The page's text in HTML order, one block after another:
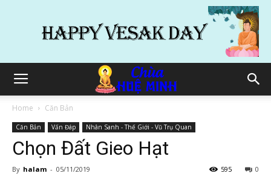
Home Căn Bản
Căn Bản Vấn Đáp Nhân Sanh - Thế Giới - Vũ Trụ Quan
Chọn Đất Gieo Hạt
By halam - 05/11/2019 0
595